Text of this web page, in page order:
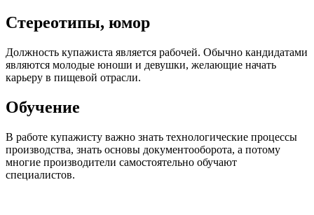
Стереотипы, юмор
Должность купажиста является рабочей. Обычно кандидатами
являются молодые юноши и девушки, желающие начать
карьеру в пищевой отрасли.
Обучение
В работе купажисту важно знать технологические процессы
производства, знать основы документооборота, а потому
многие производители самостоятельно обучают
специалистов.